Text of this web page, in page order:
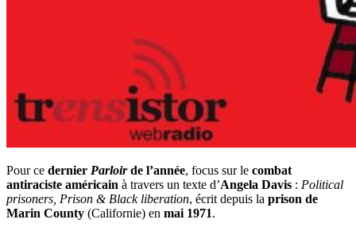
Pour ce dernier Parloirde l’année, focus sur le combat
antiraciste américain à travers un texte d’Angela Davis : Political
prisoners, Prison & Black liberation, écrit depuis la prison de
Marin County (Californie) en mai 1971.